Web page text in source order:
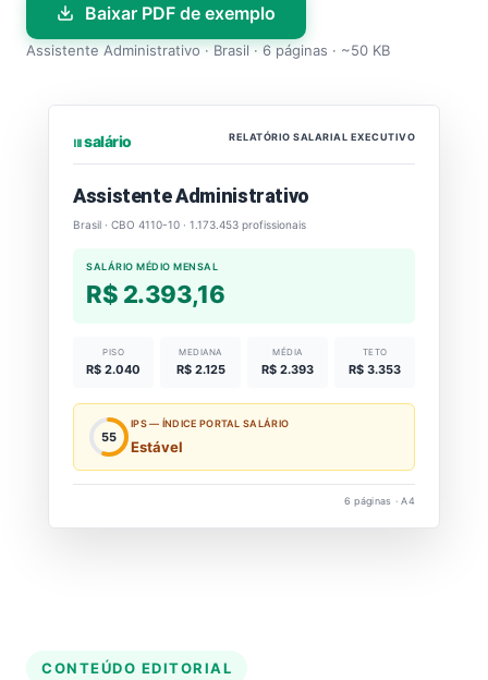
Baixar PDF de exemplo
Assistente Administrativo · Brasil · 6 páginas · ~50 KB
⏐⏐⏐ salário RELATÓRIO SALARIAL EXECUTIVO
Assistente Administrativo
Brasil · CBO 4110-10 · 1.173.453 profissionais
SALÁRIO MÉDIO MENSAL
R$ 2.393,16
PISO
R$ 2.040
MEDIANA
R$ 2.125
MÉDIA
R$ 2.393
TETO
R$ 3.353
55
IPS — ÍNDICE PORTAL SALÁRIO
Estável
6 páginas · A4
CONTEÚDO EDITORIAL